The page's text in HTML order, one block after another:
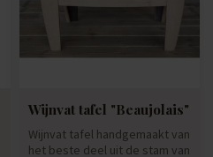
Wijnvat tafel "Beaujolais"
Wijnvat tafel handgemaakt van
het beste deel uit de stam van